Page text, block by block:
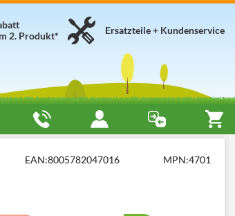
Ersatzteile + Kundenservice
2. Produkt*
EAN:8005782047016 MPN:4701